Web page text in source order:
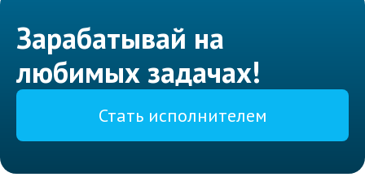
Зарабатывай на
любимых задачах!
Стать исполнителем